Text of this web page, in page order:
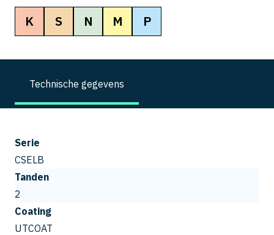
K S N M P
Technische gegevens
Serie
CSELB
Tanden
2
Coating
UTCOAT